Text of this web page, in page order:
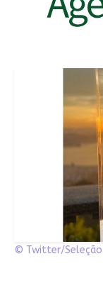
© Twitter/Seleção